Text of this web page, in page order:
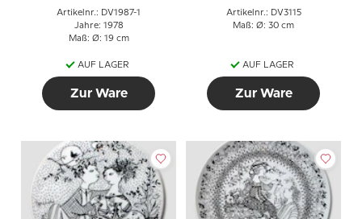
Artikelnr.: DV1987-1
Jahre: 1978
Maß: Ø: 19 cm
AUF LAGER
Zur Ware
Artikelnr.: DV3115
Maß: Ø: 30 cm
AUF LAGER
Zur Ware